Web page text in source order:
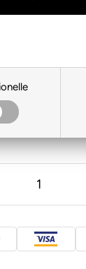
DKK
Få varen i morgen